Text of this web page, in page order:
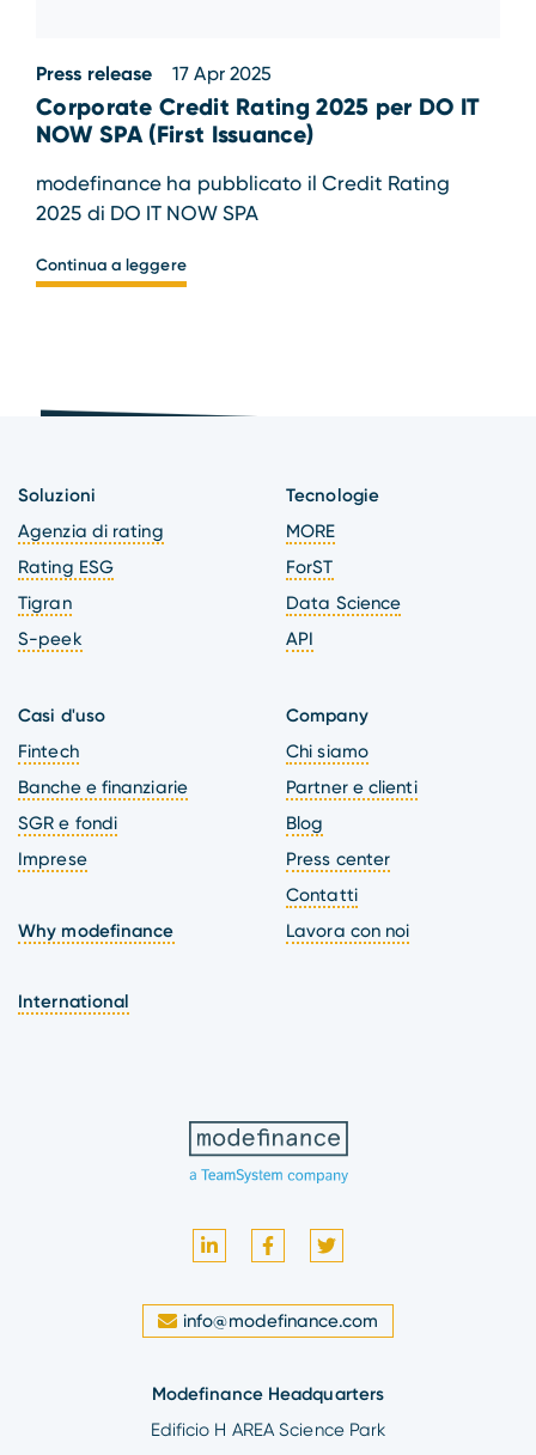
Press release 17 Apr 2025
Corporate Credit Rating 2025 per DO IT
NOW SPA (First Issuance)
modefinance ha pubblicato il Credit Rating
2025 di DO IT NOW SPA
Continua a leggere
Soluzioni
Agenzia di rating
Rating ESG
Tigran
S-peek
Tecnologie
MORE
ForST
Data Science
API
Casi d'uso
Fintech
Banche e finanziarie
SGR e fondi
Imprese
Why modefinance
International
Company
Chi siamo
Partner e clienti
Blog
Press center
Contatti
Lavora con noi
info@modefinance.com
Modefinance Headquarters
Edificio H AREA Science Park